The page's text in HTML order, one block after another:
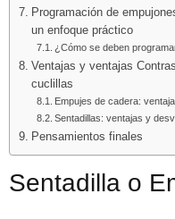
Programación de
un enfoque práctico
¿Cómo se deben
Ventajas y ventajas
cuclillas
Empujes de cadera:
Sentadillas: ventajas y
Pensamientos finales
Sentadilla o